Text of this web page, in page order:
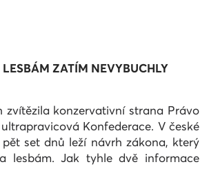
ZATÍM NEVYBUCHLY
konzervativní strana Právo
Konfederace. V české
set dnů leží návrh zákona, který
lesbám. Jak tyhle dvě informace